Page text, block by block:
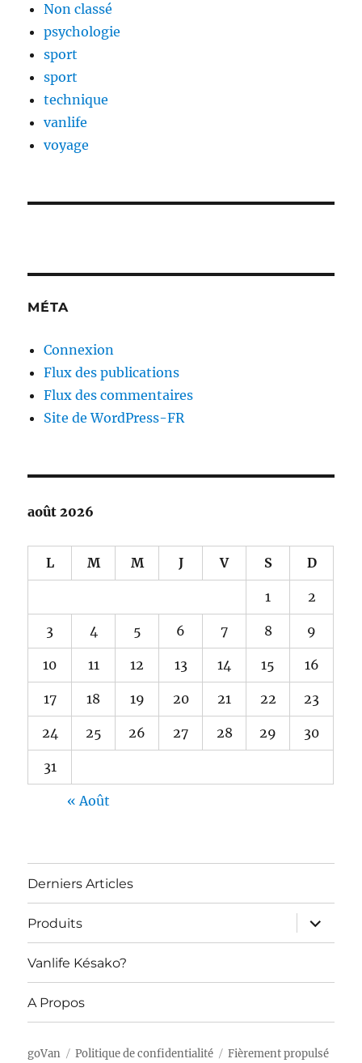
Non classé
psychologie
sport
sport
technique
vanlife
voyage
MÉTA
Connexion
Flux des publications
Flux des commentaires
Site de WordPress-FR
août 2026
L M M J V S D
1 2
3 4 5 6 7 8 9
10 11 12 13 14 15 16
17 18 19 20 21 22 23
24 25 26 27 28 29 30
31
« Août
Derniers Articles
Produits
ouvrir
le
sous-
Vanlife Késako?
A Propos
goVan Politique de confidentialité Fièrement propulsé